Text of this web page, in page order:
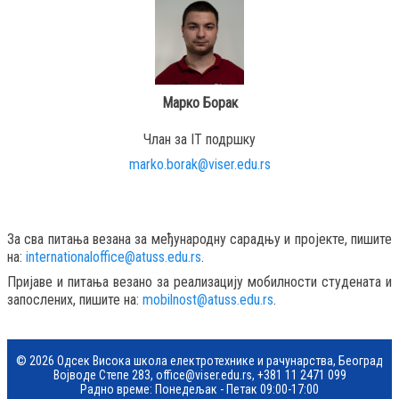
Марко Борак
Члан за IT подршку
marko.borak@viser.edu.rs
За сва питања везана за међународну сарадњу и пројекте, пишите
на: internationaloffice@atuss.edu.rs.
Пријаве и питања везано за реализацију мобилности студената и
запослених, пишите на: mobilnost@atuss.edu.rs.
© 2026 Одсек Висока школа електротехнике и рачунарства, Београд
Војводе Степе 283, office@viser.edu.rs, +381 11 2471 099
Радно време: Понедељак - Петак 09:00-17:00